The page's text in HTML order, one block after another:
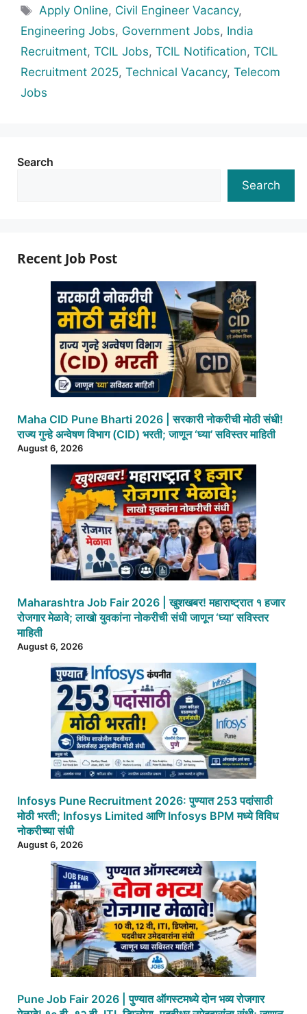
Tags
Apply Online, Civil Engineer Vacancy,
Engineering Jobs, Government Jobs, India
Recruitment, TCIL Jobs, TCIL Notification, TCIL
Recruitment 2025, Technical Vacancy, Telecom
Jobs
Search
Search
Recent Job Post
Maha CID Pune Bharti 2026 | सरकारी नोकरीची मोठी संधी!
राज्य गुन्हे अन्वेषण विभाग (CID) भरती; जाणून ‘घ्या’ सविस्तर माहिती
August 6, 2026
Maharashtra Job Fair 2026 | खुशखबर! महाराष्ट्रात १ हजार
रोजगार मेळावे; लाखो युवकांना नोकरीची संधी जाणून ‘घ्या’ सविस्तर
माहिती
August 6, 2026
Infosys Pune Recruitment 2026: पुण्यात 253 पदांसाठी
मोठी भरती; Infosys Limited आणि Infosys BPM मध्ये विविध
नोकरीच्या संधी
August 6, 2026
Pune Job Fair 2026 | पुण्यात ऑगस्टमध्ये दोन भव्य रोजगार